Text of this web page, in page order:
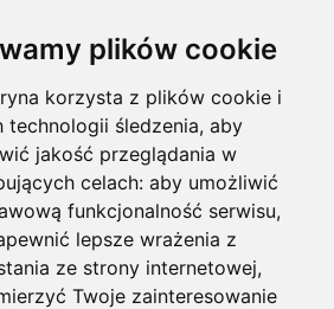
plików cookie
korzysta z plików cookie i
technologii śledzenia, aby
jakość przeglądania w
celach: aby umożliwić
funkcjonalność serwisu,
lepsze wrażenia z
ze strony internetowej,
Twoje zainteresowanie
sklepie olium.pl?